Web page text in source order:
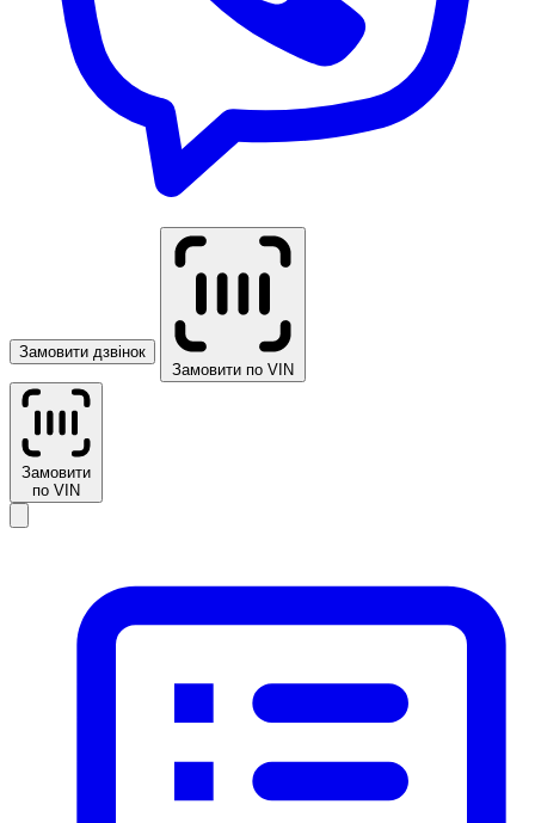
Замовити дзвінок
Замовити по VIN
Замовити
по VIN